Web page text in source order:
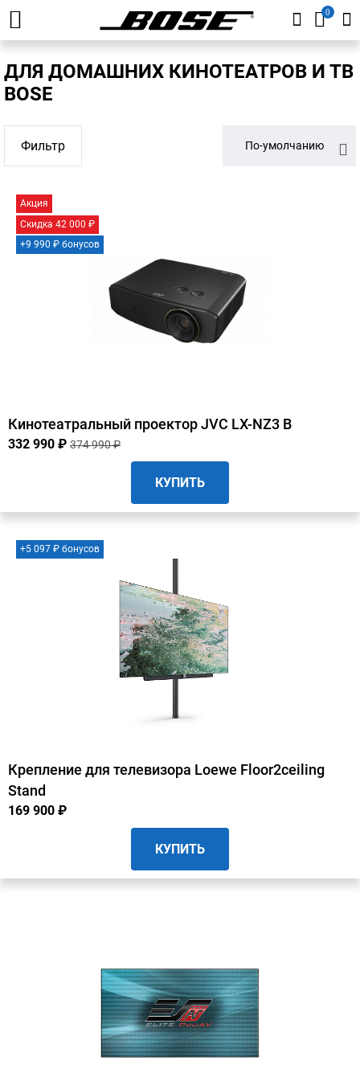
0
ДЛЯ ДОМАШНИХ КИНОТЕАТРОВ И ТВ
BOSE
Фильтр По-умолчанию
Акция
Скидка 42 000 ₽
+9 990 ₽ бонусов
Кинотеатральный проектор JVC LX-NZ3 B
332 990 ₽ 374 990 ₽
КУПИТЬ
+5 097 ₽ бонусов
Крепление для телевизора Loewe Floor2ceiling
Stand
169 900 ₽
КУПИТЬ